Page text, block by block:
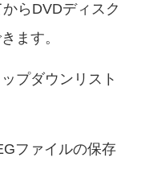
らDVDディスク
ます。
プダウンリスト
ファイルの保存